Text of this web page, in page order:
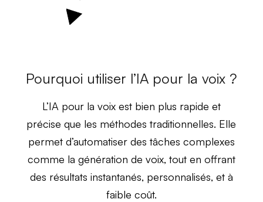
Pourquoi utiliser l’IA pour la voix ?
L’IA pour la voix est bien plus rapide et
précise que les méthodes traditionnelles. Elle
permet d’automatiser des tâches complexes
comme la génération de voix, tout en offrant
des résultats instantanés, personnalisés, et à
faible coût.